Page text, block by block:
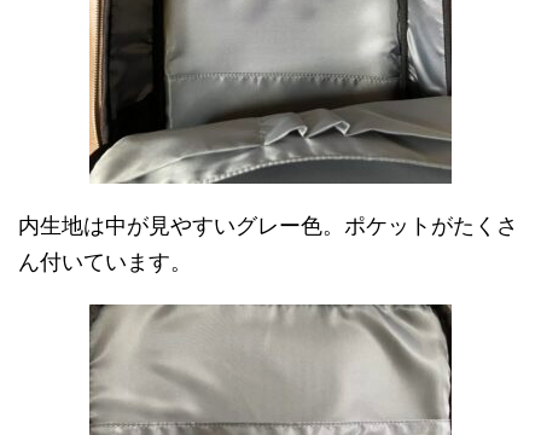
内生地は中が見やすいグレー色。ポケットがたくさ
ん付いています。